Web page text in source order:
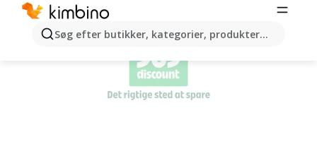
Søg efter butikker, kategorier, produkter...